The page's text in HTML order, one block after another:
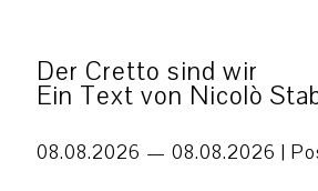
Der Cretto sind wir
Ein Text von Nicolò
08.08.2026 — 08.08.2026 |